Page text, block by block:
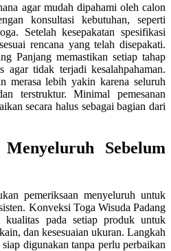
agar mudah dipahami oleh calon
konsultasi kebutuhan, seperti
Setelah kesepakatan spesifikasi
rencana yang telah disepakati.
Panjang memastikan setiap tahap
agar tidak terjadi kesalahpahaman.
merasa lebih yakin karena seluruh
terstruktur. Minimal pemesanan
secara halus sebagai bagian dari
Sebelum
pemeriksaan menyeluruh untuk
Konveksi Toga Wisuda Padang
kualitas pada setiap produk untuk
dan kesesuaian ukuran. Langkah
digunakan tanpa perlu perbaikan